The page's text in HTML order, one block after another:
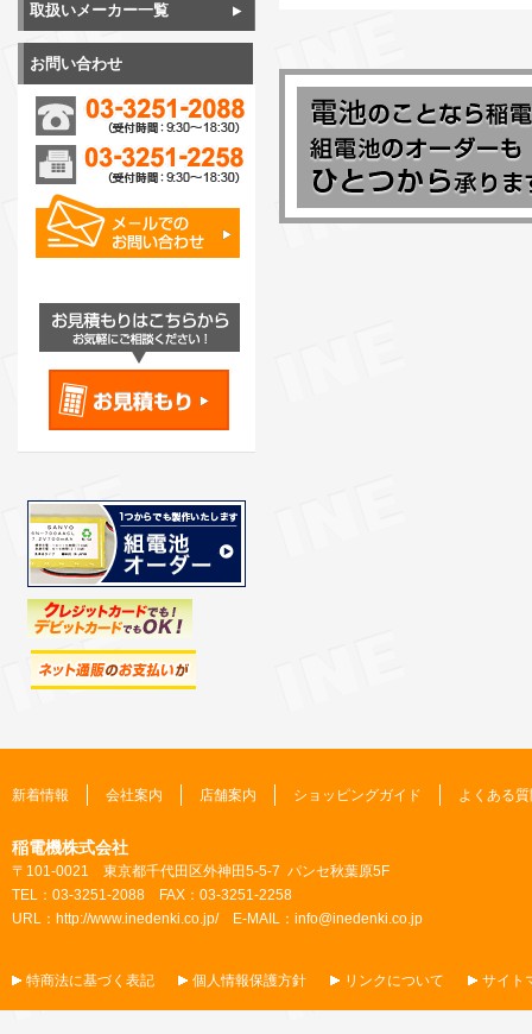
取扱いメーカー一覧
お問い合わせ
新着情報 会社案内 店舗案内 ショッピングガイド よくある
稲電機株式会社
〒101-0021 東京都千代田区外神田5-5-7 パンセ秋葉原5F
TEL：03-3251-2088 FAX：03-3251-2258
URL： http://www.inedenki.co.jp/E-MAIL： info@inedenki.co.jp
特商法に基づく表記 個人情報保護方針 リンクについて サイト